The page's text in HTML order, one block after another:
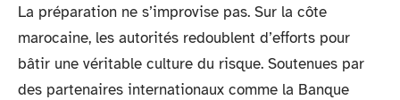
La préparation ne s’improvise pas. Sur la côte
marocaine, les autorités redoublent d’efforts pour
bâtir une véritable culture du risque. Soutenues par
des partenaires internationaux comme la Banque